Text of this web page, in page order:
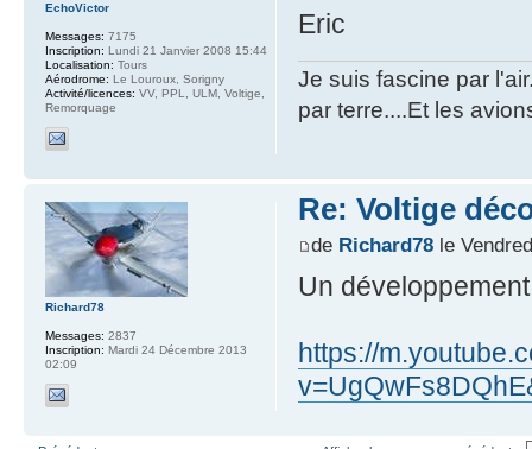
Eric
Je suis fascine par
par terre....Et les
EchoVictor
Messages: 7175
Inscription: Lundi 21 Janvier 2008 15:44
Localisation: Tours
Aérodrome: Le Louroux, Sorigny
Activité/licences: VV, PPL, ULM, Voltige,
Remorquage
Re: Voltige
de Richard78le
Un
https://
Richard78
Messages: 2837
Inscription: Mardi 24 Décembre 2013
02:09